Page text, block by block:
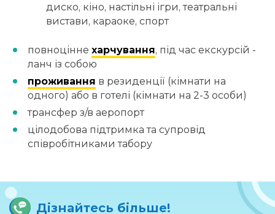
диско, кіно, настільні ігри, театральні
вистави, караоке, спорт
повноцінне харчування, під час екскурсій -
ланч із собою
проживання в резиденції (кімнати на
одного) або в готелі (кімнати на 2-3 особи)
трансфер з/в аеропорт
цілодобова підтримка та супровід
співробітниками табору
Дізнайтесь більше!